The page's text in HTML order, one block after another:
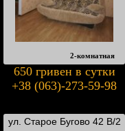
2-комнатная
650 гривен в сутки
+38 (063)-273-59-98
ул. Старое Бугово 42 В/2